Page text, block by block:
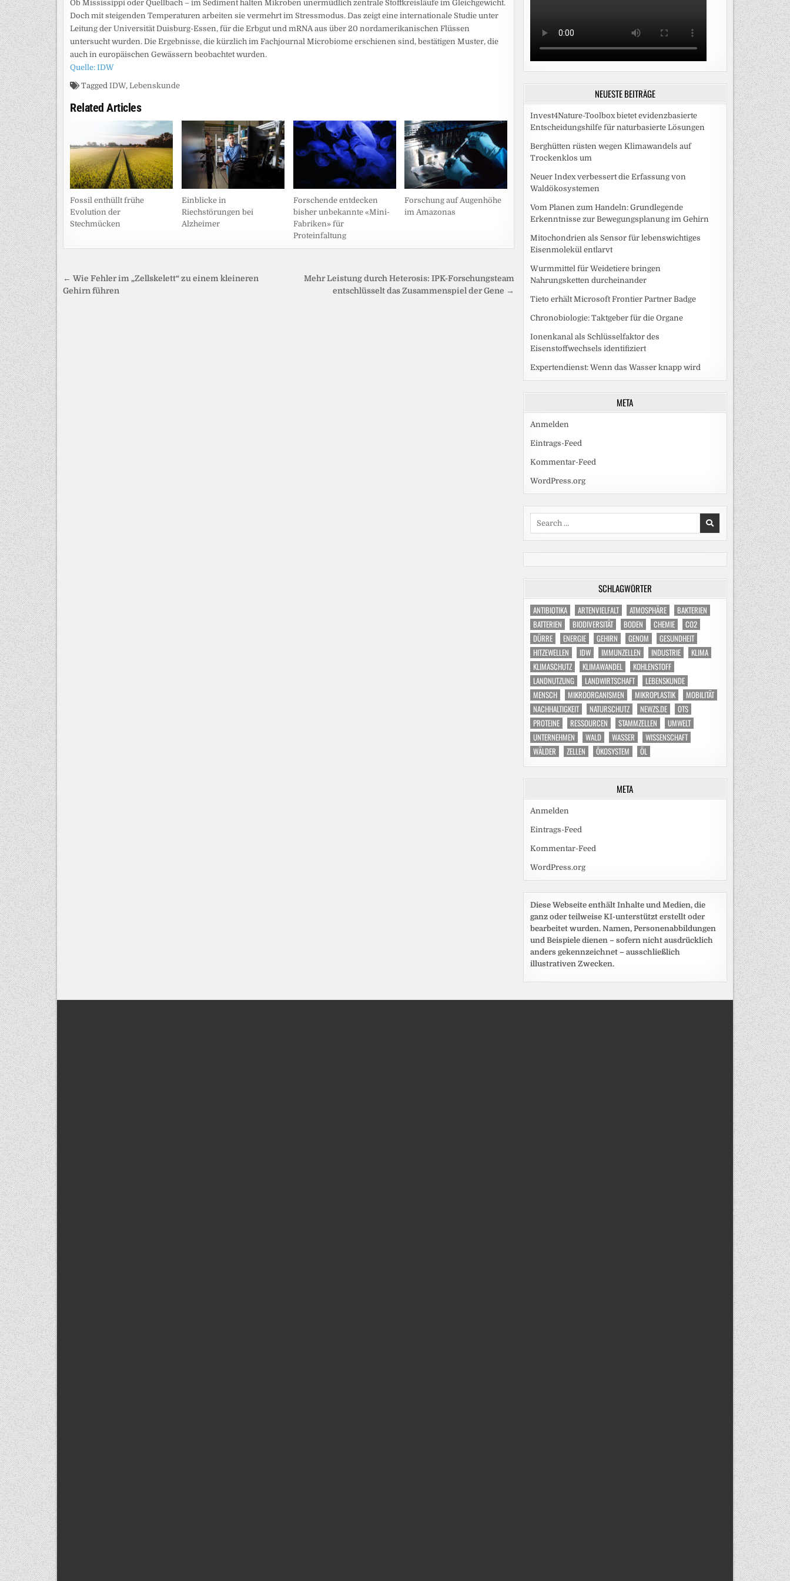
Ob Mississippi oder Quellbach – im Sediment halten Mikroben unermüdlich zentrale Stoffkreisläufe im Gleichgewicht.
Doch mit steigenden Temperaturen arbeiten sie vermehrt im Stressmodus. Das zeigt eine internationale Studie unter
Leitung der Universität Duisburg-Essen, für die Erbgut und mRNA aus über 20 nordamerikanischen Flüssen
untersucht wurden. Die Ergebnisse, die kürzlich im Fachjournal Microbiome erschienen sind, bestätigen Muster, die
auch in europäischen Gewässern beobachtet wurden.
Quelle: IDW
Tagged IDW, Lebenskunde
Related Articles
Fossil enthüllt frühe
Evolution der
Stechmücken
Einblicke in
Riechstörungen bei
Alzheimer
Forschende entdecken
bisher unbekannte «Mini-
Fabriken» für
Proteinfaltung
Forschung auf Augenhöhe
im Amazonas
Beitragsnavigation
Mehr Leistung durch Heterosis: IPK-Forschungsteam
entschlüsselt das Zusammenspiel der Gene →
← Wie Fehler im „Zellskelett“ zu einem kleineren
Gehirn führen
NEUESTE BEITRÄGE
Invest4Nature-Toolbox bietet evidenzbasierte
Entscheidungshilfe für naturbasierte Lösungen
Berghütten rüsten wegen Klimawandels auf
Trockenklos um
Neuer Index verbessert die Erfassung von
Waldökosystemen
Vom Planen zum Handeln: Grundlegende
Erkenntnisse zur Bewegungsplanung im Gehirn
Mitochondrien als Sensor für lebenswichtiges
Eisenmolekül entlarvt
Wurmmittel für Weidetiere bringen
Nahrungsketten durcheinander
Tieto erhält Microsoft Frontier Partner Badge
Chronobiologie: Taktgeber für die Organe
Ionenkanal als Schlüsselfaktor des
Eisenstoffwechsels identifiziert
Expertendienst: Wenn das Wasser knapp wird
META
Anmelden
Eintrags-Feed
Kommentar-Feed
WordPress.org
SCHLAGWÖRTER
ANTIBIOTIKA ARTENVIELFALT ATMOSPHÄRE
BAKTERIEN
BATTERIEN
BIODIVERSITÄT BODEN CHEMIE
CO2
DÜRRE
ENERGIE GEHIRN GENOM
GESUNDHEIT
HITZEWELLEN
IDW IMMUNZELLEN INDUSTRIE
KLIMA
KLIMASCHUTZ
KLIMAWANDEL
KOHLENSTOFF
LANDNUTZUNG
LANDWIRTSCHAFT
LEBENSKUNDE
MENSCH
MIKROORGANISMEN MIKROPLASTIK
MOBILITÄT
NACHHALTIGKEIT
NATURSCHUTZ NEWZS.DE
OTS
PROTEINE
RESSOURCEN STAMMZELLEN
UMWELT
UNTERNEHMEN
WALD WASSER
WISSENSCHAFT
WÄLDER
ZELLEN ÖKOSYSTEM ÖL
META
Anmelden
Eintrags-Feed
Kommentar-Feed
WordPress.org
Diese Webseite enthält Inhalte und Medien, die
ganz oder teilweise KI-unterstützt erstellt oder
bearbeitet wurden. Namen, Personenabbildungen
und Beispiele dienen – sofern nicht ausdrücklich
anders gekennzeichnet – ausschließlich
illustrativen Zwecken.